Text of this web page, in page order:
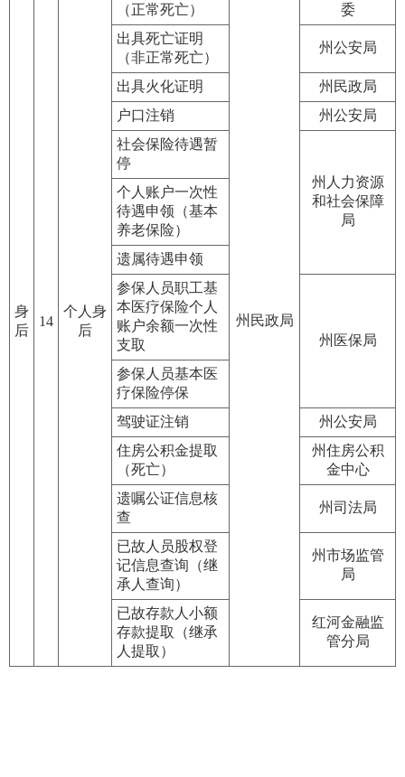
身
后
14
个人身
后
（正常死亡）
州民政局
委
出具死亡证明
（非正常死亡）
州公安局
出具火化证明
州民政局
户口注销
州公安局
社会保险待遇暂
停
州人力资源
和社会保障
局
个人账户一次性
待遇申领（基本
养老保险）
遗属待遇申领
参保人员职工基
本医疗保险个人
账户余额一次性
支取
州医保局
参保人员基本医
疗保险停保
驾驶证注销
州公安局
住房公积金提取
（死亡）
州住房公积
金中心
遗嘱公证信息核
查
州司法局
已故人员股权登
记信息查询（继
承人查询）
州市场监管
局
已故存款人小额
存款提取（继承
人提取）
红河金融监
管分局